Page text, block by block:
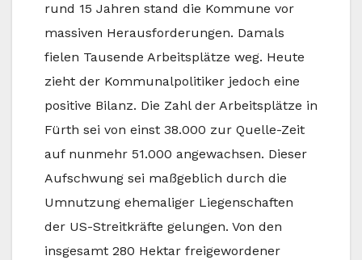
rund 15 Jahren stand die Kommune vor
massiven Herausforderungen. Damals
fielen Tausende Arbeitsplätze weg. Heute
zieht der Kommunalpolitiker jedoch eine
positive Bilanz. Die Zahl der Arbeitsplätze in
Fürth sei von einst 38.000 zur Quelle-Zeit
auf nunmehr 51.000 angewachsen. Dieser
Aufschwung sei maßgeblich durch die
Umnutzung ehemaliger Liegenschaften
der US-Streitkräfte gelungen. Von den
insgesamt 280 Hektar freigewordener